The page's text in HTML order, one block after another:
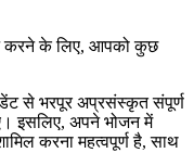
करने के लिए, आपको कुछ
से भरपूर अप्रसंस्कृत संपूर्ण
इसलिए, अपने भोजन में
करना महत्वपूर्ण है, साथ